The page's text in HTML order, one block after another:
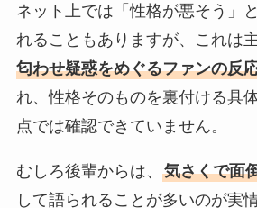
ネット上では「性格が悪そう」
れることもありますが、これは
匂わせ疑惑をめぐるファンの反
れ、性格そのものを裏付ける具
点では確認できていません。
むしろ後輩からは、 気さくで面
して語られることが多いのが実情